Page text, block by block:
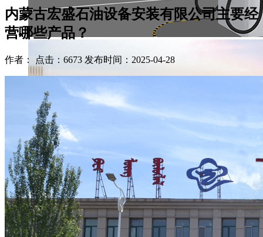
内蒙古宏盛石油设备安装有限公司主要经
营哪些产品？
作者： 点击：6673 发布时间：2025-04-28